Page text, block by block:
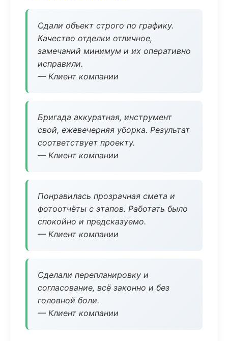
Сдали объект строго по графику.
Качество отделки отличное,
замечаний минимум и их оперативно
исправили.
— Клиент компании
Бригада аккуратная, инструмент
свой, ежевечерняя уборка. Результат
соответствует проекту.
— Клиент компании
Понравилась прозрачная смета и
фотоотчёты с этапов. Работать было
спокойно и предсказуемо.
— Клиент компании
Сделали перепланировку и
согласование, всё законно и без
головной боли.
— Клиент компании